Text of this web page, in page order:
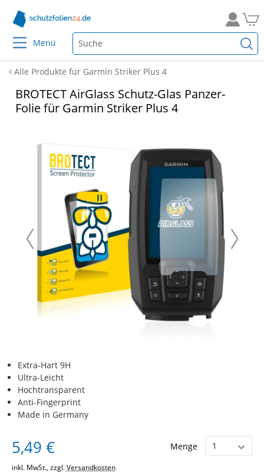
Menü
Alle Produkte für Garmin Striker Plus 4
BROTECT AirGlass Schutz-Glas Panzer-
Folie für Garmin Striker Plus 4
Extra-Hart 9H
Ultra-Leicht
Hochtransparent
Anti-Fingerprint
Made in Germany
5,49 € Menge
inkl. MwSt., zzgl.Versandkosten